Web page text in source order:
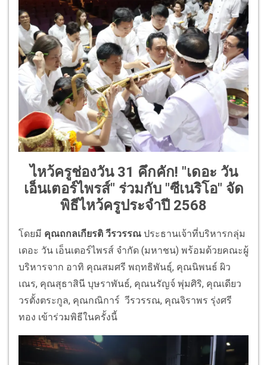
ไหว้ครูช่องวัน 31 คึกคัก! "เดอะ วัน
เอ็นเตอร์ไพรส์" ร่วมกับ "ซีเนริโอ" จัด
พิธีไหว้ครูประจำปี 2568
โดยมี คุณถกลเกียรติ วีรวรรณ ประธานเจ้าที่บริหารกลุ่ม
เดอะ วัน เอ็นเตอร์ไพรส์ จำกัด (มหาชน) พร้อมด้วยคณะผู้
บริหารจาก อาทิ คุณสมศรี พฤทธิพันธุ์, คุณนิพนธ์ ผิว
เณร, คุณสุธาสินี บุษราพันธ์, คุณนรัญจ์ พุ่มศิริ, คุณเดียว
วรตั้งตระกูล, คุณกณิการ์ วีรวรรณ, คุณจิราพร รุ่งศรี
ทอง เข้าร่วมพิธีในครั้งนี้